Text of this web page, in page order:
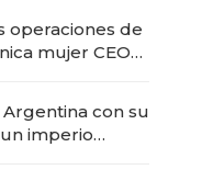
operaciones de
mujer CEO
con su
imperio